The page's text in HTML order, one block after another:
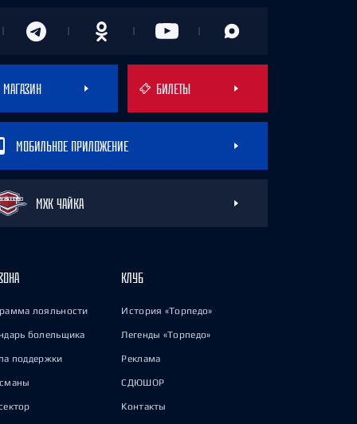
МАГАЗИН БИЛЕТЫ
МОБИЛЬНОЕ ПРИЛОЖЕНИЕ
МХК ЧАЙКА
лояльности
болельщика
поддержки
КЛУБ
История «Торпедо»
Легенды «Торпедо»
Реклама
СДЮШОР
Контакты